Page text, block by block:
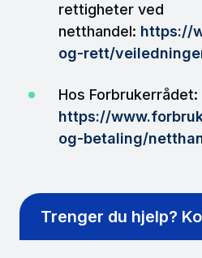
rettigheter ved
netthandel: https://
og-rett/
Hos Forbrukerrådet:
https://
og-betaling/
Trenger du hjelp?